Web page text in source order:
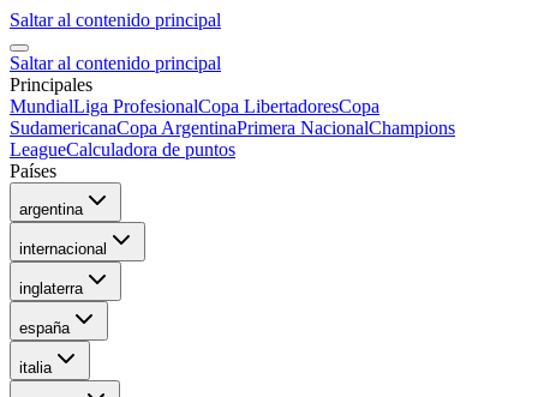
Saltar al contenido principal
Saltar al contenido principal
Principales
MundialLiga ProfesionalCopa LibertadoresCopa
SudamericanaCopa ArgentinaPrimera NacionalChampions
LeagueCalculadora de puntos
Países
argentina
internacional
inglaterra
españa
italia